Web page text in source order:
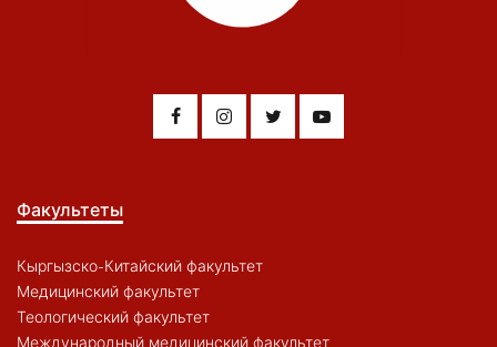
Факультеты
Кыргызско-Китайский факультет
Медицинский факультет
Теологический факультет
Международный медицинский факультет